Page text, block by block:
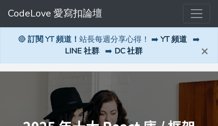
CodeLove 愛寫扣論壇
🔴 訂閱 YT 頻道！ 站長每週分享心得！ ➡️ YT 頻道 ➡️
LINE 社群 ➡️ DC 社群 ×